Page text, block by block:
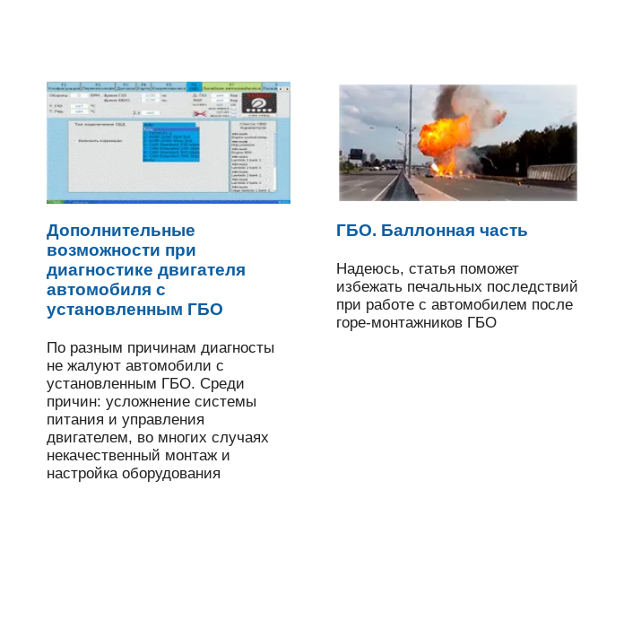
Дополнительные
возможности при
диагностике двигателя
автомобиля с
установленным ГБО
По разным причинам диагносты
не жалуют автомобили с
установленным ГБО. Среди
причин: усложнение системы
питания и управления
двигателем, во многих случаях
некачественный монтаж и
настройка оборудования
ГБО. Баллонная часть
Надеюсь, статья поможет
избежать печальных последствий
при работе с автомобилем после
горе-монтажников ГБО